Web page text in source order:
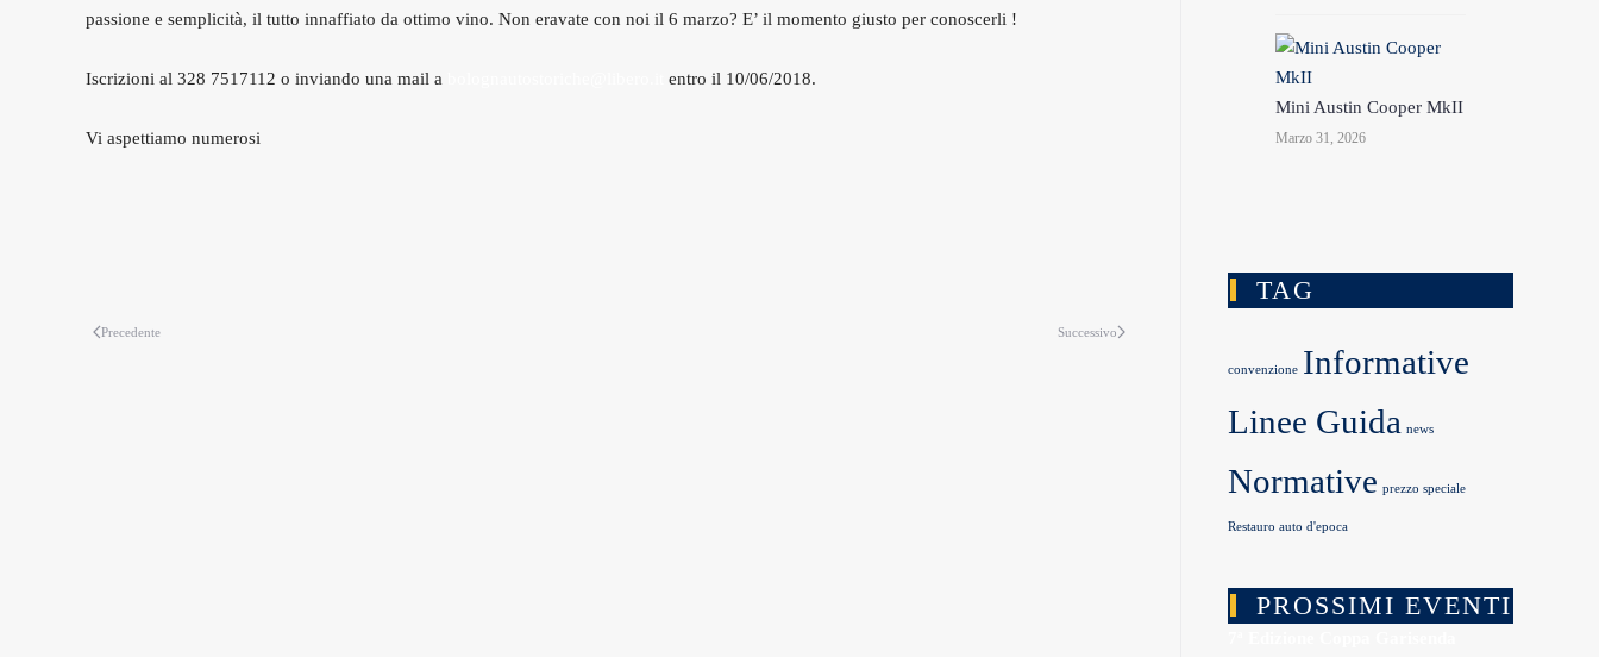
passione e semplicità, il tutto innaffiato da ottimo vino. Non eravate con noi il 6 marzo? E’ il momento giusto per conoscerli !
Iscrizioni al 328 7517112 o inviando una mail a entro il 10/06/2018.
Vi aspettiamo numerosi
Precedente Successivo
Mini Austin Cooper MkII
Marzo 31, 2026
TAG
convenzione Informative
Linee Guida news
Normative prezzo speciale
Restauro auto d'epoca
PROSSIMI EVENTI